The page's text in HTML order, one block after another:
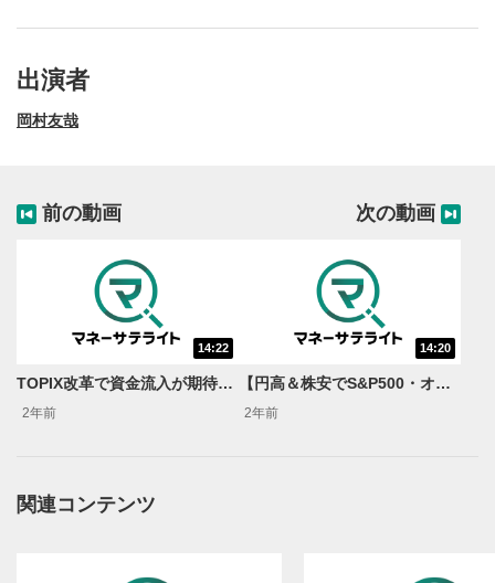
動画再生エリアにマウスを乗せると表示されます。
動画を再生または一時停止します。
出演者
岡村友哉
前の動画
14:22
TOPIX改革で資金流入が期待できる銘柄は？＜市場で話題の旬ネタ＞
2年前
次の動画
14:20
【円高＆株安でS&P500・オルカン神話崩壊か】逆境に強かったETFとは？＜市場で話題の旬ネタ＞
2年前
関連コンテンツ